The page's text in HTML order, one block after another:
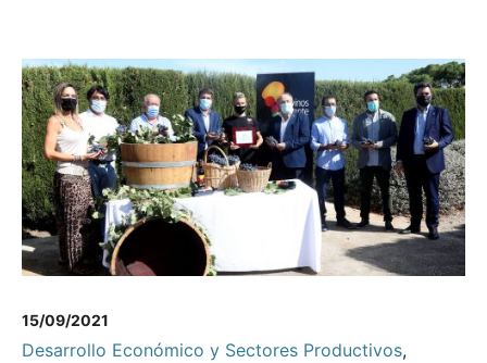
15/09/2021
Desarrollo Económico y Sectores Productivos,